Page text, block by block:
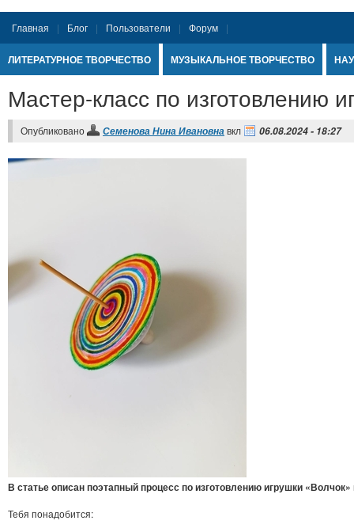
Главная Блог Пользователи Форум
ЛИТЕРАТУРНОЕ ТВОРЧЕСТВО МУЗЫКАЛЬНОЕ ТВОРЧЕСТВО
Мастер-класс по изготовлению
Опубликовано Семенова Нина Ивановнавкл 06.08.2024 - 18:27
В статье описан поэтапный процесс по изготовлению игрушки
Тебя понадобится: